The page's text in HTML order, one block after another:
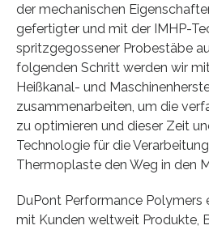
der mechanischen
gefertigter und mit der IMHP-
spritzgegossener Probestäbe
folgenden Schritt werden wir mit
Heißkanal- und
zusammenarbeiten, um die
zu optimieren und dieser Zeit
Technologie für die
Thermoplaste den Weg in den
DuPont Performance
mit Kunden weltweit Produkte,